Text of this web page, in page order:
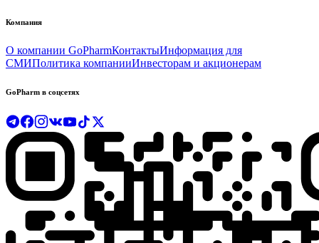
Компания
О компании GoPharmКонтактыИнформация для
СМИПолитика компанииИнвесторам и акционерам
GoPharm в соцсетях